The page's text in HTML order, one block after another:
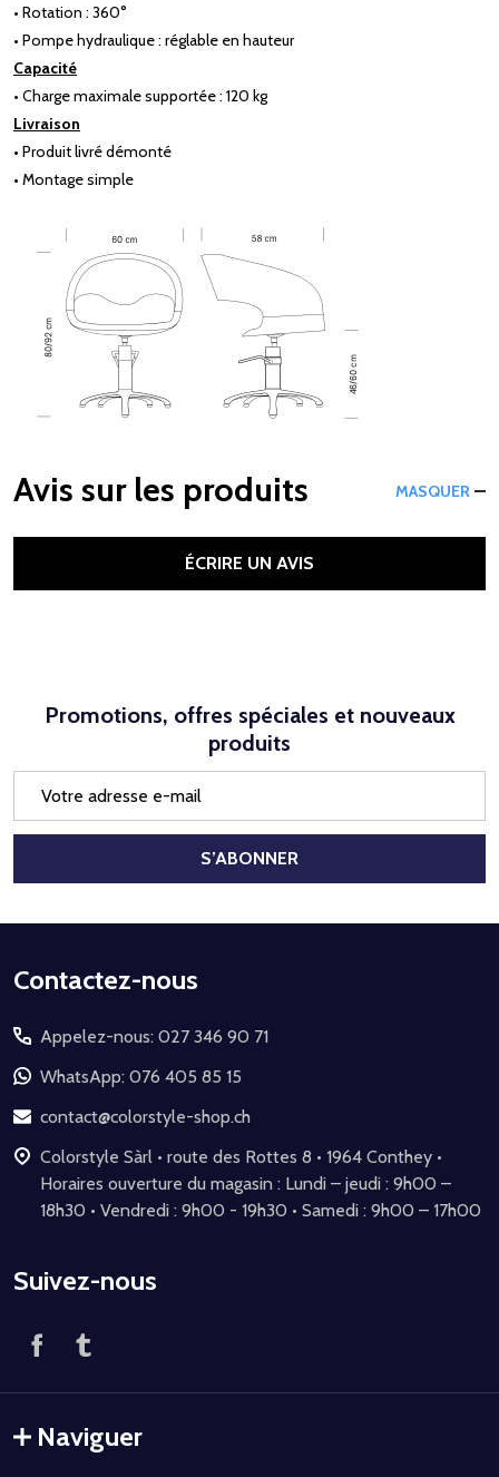
• Rotation : 360°
• Pompe hydraulique : réglable en hauteur
Capacité
• Charge maximale supportée : 120 kg
Livraison
• Produit livré démonté
• Montage simple
Avis sur les produits MASQUER
ÉCRIRE UN AVIS
Promotions, offres spéciales et nouveaux
produits
mail
S’ABONNER
Début
pied
de
page
Contactez-nous
Appelez-nous: 027 346 90 71
WhatsApp: 076 405 85 15
contact@colorstyle-shop.ch
Colorstyle Sàrl • route des Rottes 8 • 1964 Conthey •
Horaires ouverture du magasin : Lundi – jeudi : 9h00 –
18h30 • Vendredi : 9h00 - 19h30 • Samedi : 9h00 – 17h00
Suivez-nous
Naviguer